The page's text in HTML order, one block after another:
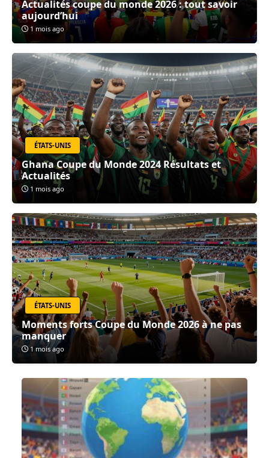
Actualités coupe du monde 2026 : tout savoir
aujourd’hui
1 mois ago
ÉTATS-UNIS
Ghana Coupe du Monde 2024 Résultats et
Actualités
1 mois ago
ÉTATS-UNIS
Moments forts Coupe du Monde 2026 à ne pas
manquer
1 mois ago